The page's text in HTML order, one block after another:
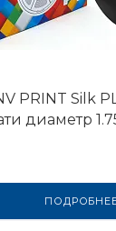
PRINT Silk
диаметр